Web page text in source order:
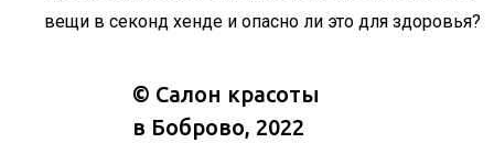
вещи в секонд хенде и опасно ли это для здоровья?
© Салон красоты
в Боброво, 2022